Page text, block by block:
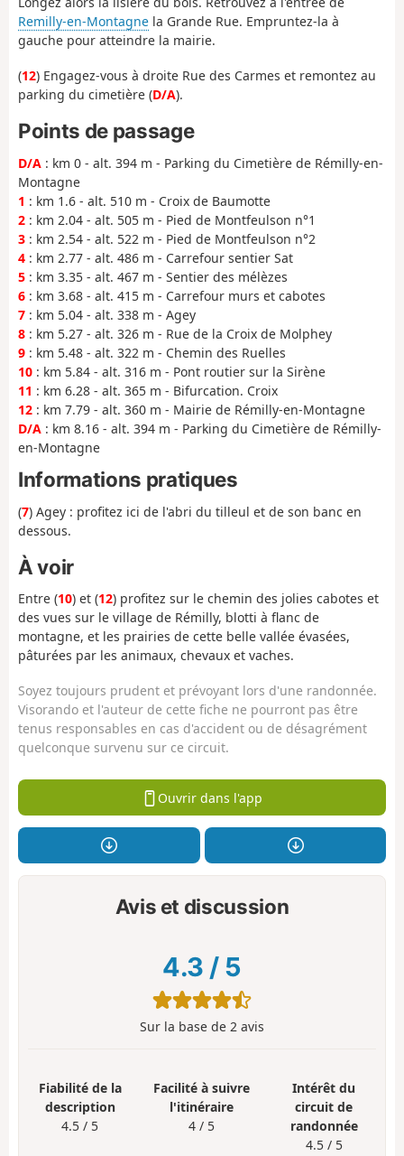
Remilly-en-Montagne la Grande Rue. Empruntez-la à
gauche pour atteindre la mairie.
(12) Engagez-vous à droite Rue des Carmes et remontez au
parking du cimetière (D/A).
Points de passage
D/A : km 0 - alt. 394 m - Parking du Cimetière de Rémilly-en-
Montagne
1 : km 1.6 - alt. 510 m - Croix de Baumotte
2 : km 2.04 - alt. 505 m - Pied de Montfeulson n°1
3 : km 2.54 - alt. 522 m - Pied de Montfeulson n°2
4 : km 2.77 - alt. 486 m - Carrefour sentier Sat
5 : km 3.35 - alt. 467 m - Sentier des mélèzes
6 : km 3.68 - alt. 415 m - Carrefour murs et cabotes
7 : km 5.04 - alt. 338 m - Agey
8 : km 5.27 - alt. 326 m - Rue de la Croix de Molphey
9 : km 5.48 - alt. 322 m - Chemin des Ruelles
10 : km 5.84 - alt. 316 m - Pont routier sur la Sirène
11 : km 6.28 - alt. 365 m - Bifurcation. Croix
12 : km 7.79 - alt. 360 m - Mairie de Rémilly-en-Montagne
D/A : km 8.16 - alt. 394 m - Parking du Cimetière de Rémilly-
en-Montagne
Informations pratiques
(7) Agey : profitez ici de l'abri du tilleul et de son banc en
dessous.
À voir
Entre (10) et (12) profitez sur le chemin des jolies cabotes et
des vues sur le village de Rémilly, blotti à flanc de
montagne, et les prairies de cette belle vallée évasées,
pâturées par les animaux, chevaux et vaches.
Soyez toujours prudent et prévoyant lors d'une randonnée.
Visorando et l'auteur de cette fiche ne pourront pas être
tenus responsables en cas d'accident ou de désagrément
quelconque survenu sur ce circuit.
Ouvrir dans l'app
Avis et discussion
4.3 / 5
Sur la base de 2 avis
Fiabilité de la
description
4.5 / 5
Facilité à suivre
l'itinéraire
4 / 5
Intérêt du
circuit de
randonnée
4.5 / 5